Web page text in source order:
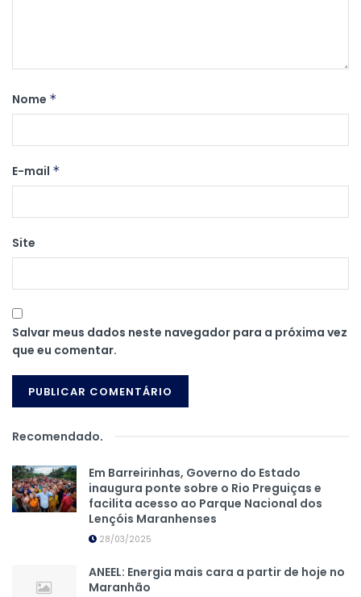
Nome *
E-mail *
Site
Salvar meus dados neste navegador para a próxima vez
que eu comentar.
Recomendado.
Em Barreirinhas, Governo do Estado
inaugura ponte sobre o Rio Preguiças e
facilita acesso ao Parque Nacional dos
Lençóis Maranhenses
28/03/2025
ANEEL: Energia mais cara a partir de hoje no
Maranhão